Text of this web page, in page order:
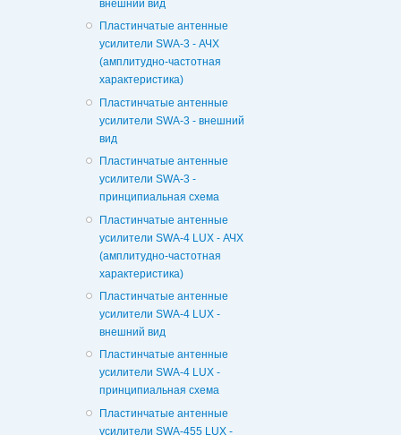
внешний вид
Пластинчатые антенные
усилители SWA-3 - АЧХ
(амплитудно-частотная
характеристика)
Пластинчатые антенные
усилители SWA-3 - внешний
вид
Пластинчатые антенные
усилители SWA-3 -
принципиальная схема
Пластинчатые антенные
усилители SWA-4 LUX - АЧХ
(амплитудно-частотная
характеристика)
Пластинчатые антенные
усилители SWA-4 LUX -
внешний вид
Пластинчатые антенные
усилители SWA-4 LUX -
принципиальная схема
Пластинчатые антенные
усилители SWA-455 LUX -